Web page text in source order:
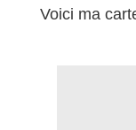
Voici ma